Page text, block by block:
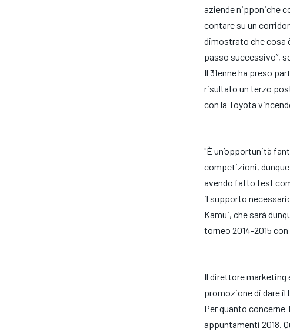
aziende nipponiche
contare su un
dimostrato che cosa
passo successivo”,
Il 31enne ha preso
risultato un terzo
con la Toyota
"È un’opportunità
competizioni,
avendo fatto test
il supporto
Kamui, che sarà
torneo 2014-2015
Il direttore marketing
promozione di dare il
Per quanto concerne
appuntamenti 2018.